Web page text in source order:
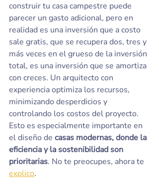
construir tu casa campestre puede
parecer un gasto adicional, pero en
realidad es una inversión que a costo
sale gratis, que se recupera dos, tres y
más veces en el grueso de la inversión
total, es una inversión que se amortiza
con creces. Un arquitecto con
experiencia optimiza los recursos,
minimizando desperdicios y
controlando los costos del proyecto.
Esto es especialmente importante en
el diseño de casas modernas, donde la
eficiencia y la sostenibilidad son
prioritarias. No te preocupes, ahora te
explico.